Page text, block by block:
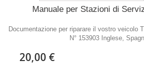
Manuale per Stazioni di
Documentazione per riparare il vostro veicolo
N° 153903 Inglese,
20,00 €